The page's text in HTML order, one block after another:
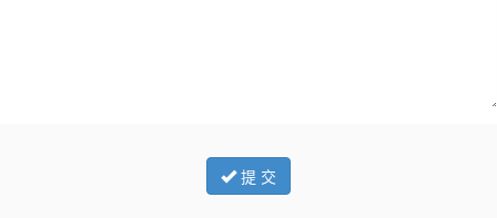
提 交